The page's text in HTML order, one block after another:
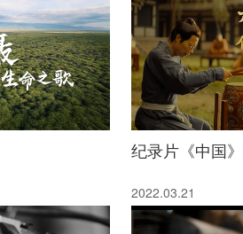
纪录片《中国
2022.03.21